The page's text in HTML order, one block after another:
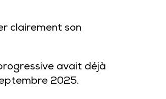
clairement son
avait déjà
2025.